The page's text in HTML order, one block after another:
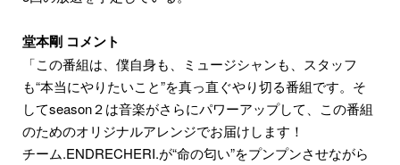
堂本剛 コメント
「この番組は、僕自身も、ミュージシャンも、スタッフ
も“本当にやりたいこと”を真っ直ぐやり切る番組です。そ
してseason２は音楽がさらにパワーアップして、この番組
のためのオリジナルアレンジでお届けします！
チーム.ENDRECHERI.が“命の匂い”をプンプンさせながら